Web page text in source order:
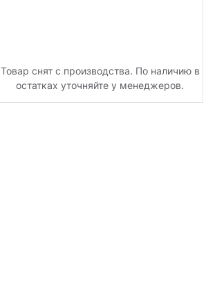
Товар снят с производства. По наличию в
остатках уточняйте у менеджеров.